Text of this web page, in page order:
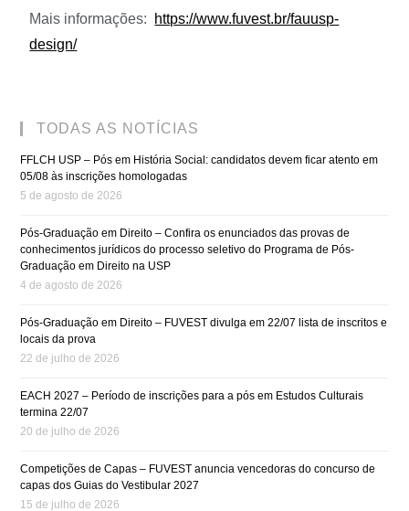
Mais informações: https://www.fuvest.br/fauusp-
design/
TODAS AS NOTÍCIAS
FFLCH USP – Pós em História Social: candidatos devem ficar atento em
05/08 às inscrições homologadas
5 de agosto de 2026
Pós-Graduação em Direito – Confira os enunciados das provas de
conhecimentos jurídicos do processo seletivo do Programa de Pós-
Graduação em Direito na USP
4 de agosto de 2026
Pós-Graduação em Direito – FUVEST divulga em 22/07 lista de inscritos e
locais da prova
22 de julho de 2026
EACH 2027 – Período de inscrições para a pós em Estudos Culturais
termina 22/07
20 de julho de 2026
Competições de Capas – FUVEST anuncia vencedoras do concurso de
capas dos Guias do Vestibular 2027
15 de julho de 2026